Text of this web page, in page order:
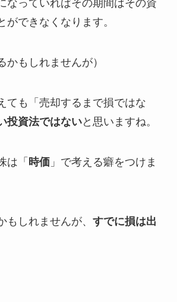
なっていればその期間はその資
ができなくなります。
かもしれませんが）
ても「売却するまで損ではな
投資法ではないと思いますね。
は「 時価」で考える癖をつけま
もしれませんが、 すでに損は出